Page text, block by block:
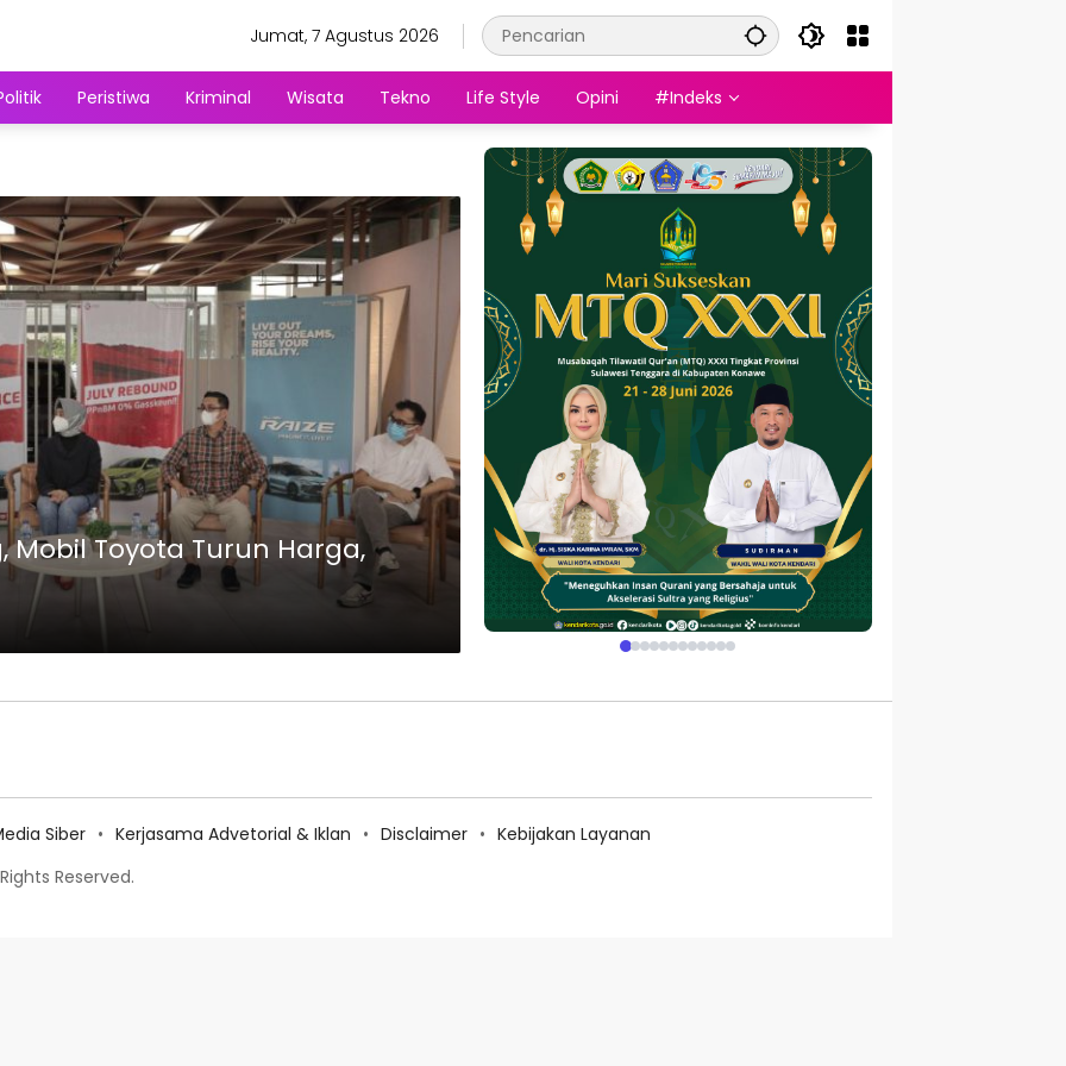
Jumat, 7 Agustus 2026
Peristiwa Kriminal Wisata Tekno Life Style Opini #Indeks
Mobil Toyota Turun Harga,
Siber Kerjasama Advetorial & Iklan Disclaimer
Kebijakan Layanan
Reserved.